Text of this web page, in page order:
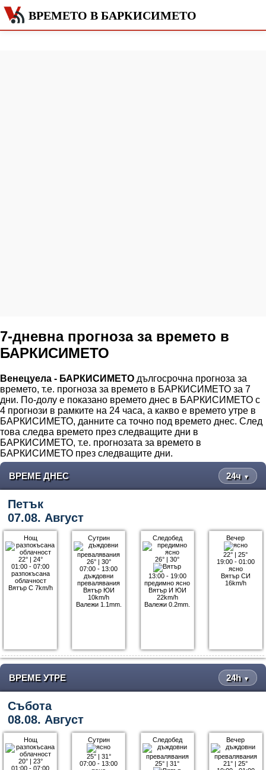
ВРЕМЕТО В БАРКИСИМЕТО
7-дневна прогноза за времето в
БАРКИСИМЕТО
Венецуела - БАРКИСИМЕТО дългосрочна прогноза за
времето, т.е. прогноза за времето в БАРКИСИМЕТО за 7
дни. По-долу е показано времето днес в БАРКИСИМЕТО с
4 прогнози в рамките на 24 часа, а какво е времето утре в
БАРКИСИМЕТО, данните са точно под времето днес. След
това следва времето през следващите дни в
БАРКИСИМЕТО, т.е. прогнозата за времето в
БАРКИСИМЕТО през следващите дни.
ВРЕМЕ ДНЕС 24ч ▼
Петък
07.08. Август
Нощ
22°| 24°
01:00 - 07:00
разпокъсана
облачност
Вятър С 7km/h
Сутрин
26°| 30°
07:00 - 13:00
дъждовни
превалявания
Вятър ЮИ
10km/h
Валежи 1.1mm.
Следобед
26° |30°
13:00 - 19:00
предимно ясно
Вятър И ЮИ
22km/h
Валежи 0.2mm.
Вечер
22° |25°
19:00 - 01:00
ясно
Вятър СИ
16km/h
ВРЕМЕ УТРЕ 24h ▼
Събота
08.08. Август
Нощ
20°| 23°
01:00 - 07:00
Сутрин
25°| 31°
07:00 - 13:00
Следобед
25° |31°
Вечер
21° |25°